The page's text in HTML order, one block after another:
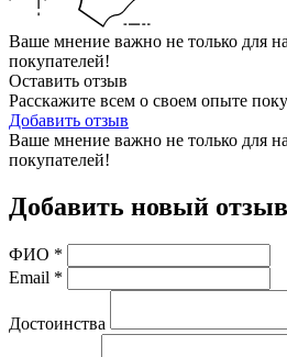
Ваше мнение важно не только для
покупателей!
Оставить отзыв
Расскажите всем о своем опыте
Добавить отзыв
Ваше мнение важно не только для
покупателей!
Добавить новый отзыв
ФИО *
Email *
Достоинства